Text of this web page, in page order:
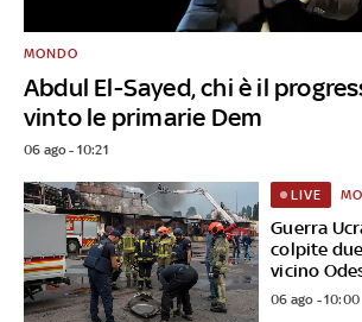
Abdul El-Sayed, chi è il
vinto le primarie Dem
MONDO
06 ago - 10:21
Guerra
colpite
vicino
LIVE
06 ago - 10:00